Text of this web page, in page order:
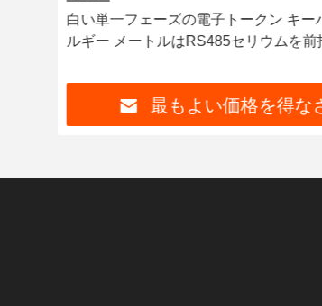
白い単一フェーズの電子トークン キー
ルギー メートルはRS485セリウムを前
最もよい価格を得な